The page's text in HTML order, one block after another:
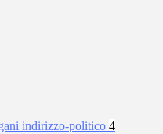
indirizzo-politico 4